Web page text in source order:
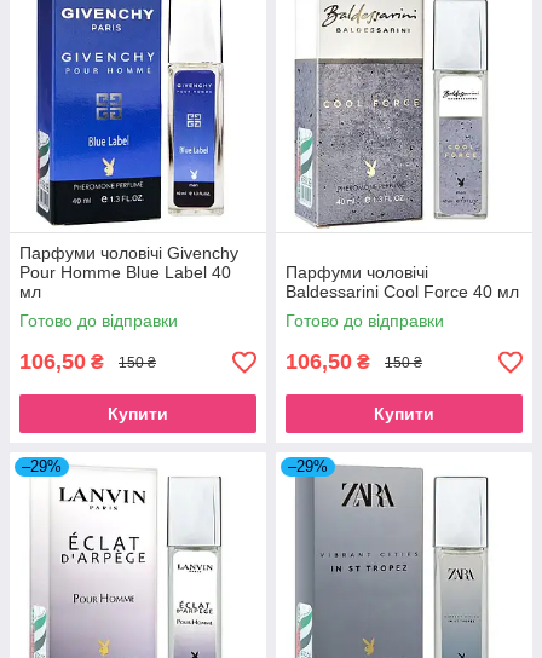
Парфуми чоловічі Givenchy
Pour Homme Blue Label 40
мл
Готово до відправки
106,50 ₴ 150 ₴
Купити
Парфуми чоловічі
Baldessarini Cool Force 40 мл
Готово до відправки
106,50 ₴ 150 ₴
Купити
–29% –29%